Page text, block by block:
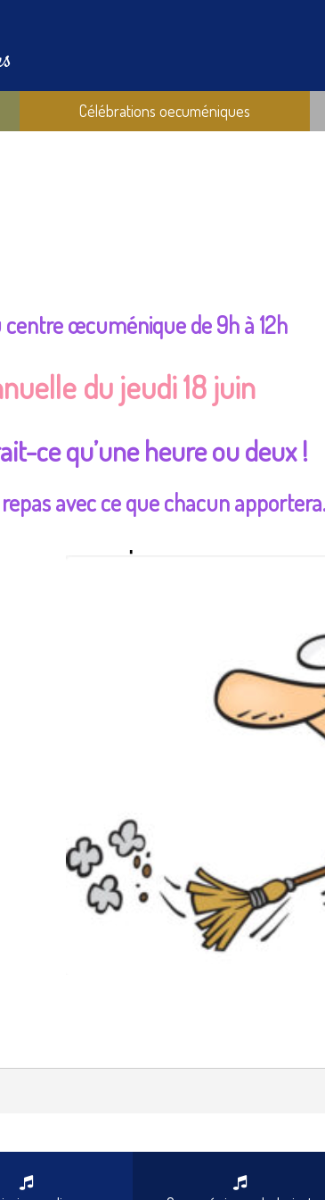
Célébrations oecuméniques
œcuménique de 9h à 12h
du jeudi 18 juin
ce qu’une heure ou deux !
avec ce que chacun apportera.